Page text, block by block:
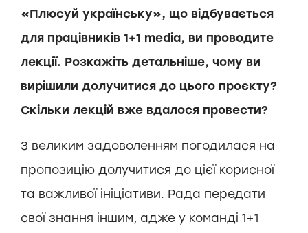
«Плюсуй українську», що відбувається
для працівників 1+1 media, ви проводите
лекції. Розкажіть детальніше, чому ви
вирішили долучитися до цього проєкту?
Скільки лекцій вже вдалося провести?
З великим задоволенням погодилася на
пропозицію долучитися до цієї корисної
та важливої ініціативи. Рада передати
свої знання іншим, адже у команді 1+1